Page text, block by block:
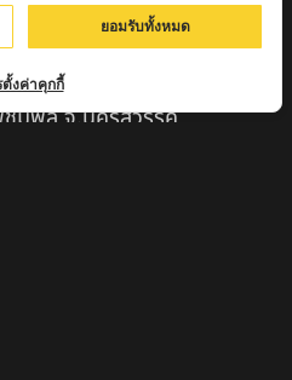
สิงห์บุรี
มพล จ.นครสวรรค์
ยอมรับทั้งหมด
ตั้งค่าคุกกี้